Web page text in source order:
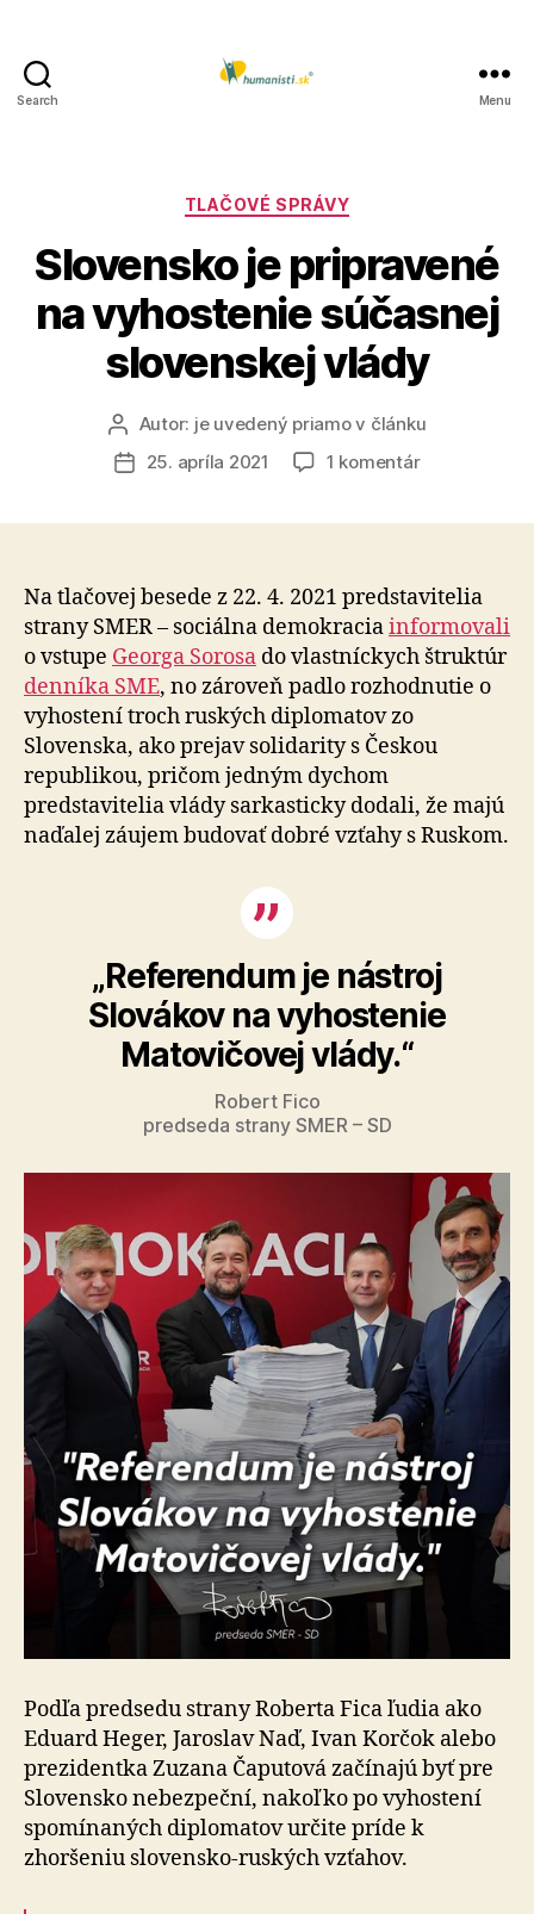
Search Menu
Kategórie
TLAČOVÉ SPRÁVY
Slovensko je pripravené
na vyhostenie súčasnej
slovenskej vlády
Autor
článku
Autor: je uvedený priamo v článku
Dátum25. apríla 2021 1 komentárna
vyhostenie
súčasnej
slovenskej
vlády
Na tlačovej besede z 22. 4. 2021 predstavitelia
strany SMER – sociálna demokraciainformovali
o vstupe Georga Sorosa do vlastníckych štruktúr
denníka SME, no zároveň padlo rozhodnutie o
vyhostení troch ruských diplomatov zo
Slovenska, ako prejav solidarity s Českou
republikou, pričom jedným dychom
predstavitelia vlády sarkasticky dodali, že majú
naďalej záujem budovať dobré vzťahy s Ruskom.
„Referendum je nástroj
Slovákov na vyhostenie
Matovičovej vlády.“
Robert Fico
predseda strany SMER – SD
Podľa predsedu strany Roberta Fica ľudia ako
Eduard Heger, Jaroslav Naď, Ivan Korčok alebo
prezidentka Zuzana Čaputová začínajú byť pre
Slovensko nebezpeční, nakoľko po vyhostení
spomínaných diplomatov určite príde k
zhoršeniu slovensko-ruských vzťahov.